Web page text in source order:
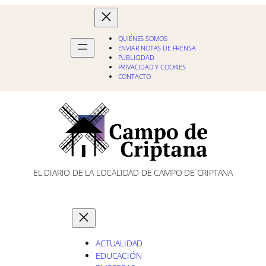
QUIÉNES SOMOS
ENVIAR NOTAS DE PRENSA
PUBLICIDAD
PRIVACIDAD Y COOKIES
CONTACTO
EL DIARIO DE LA LOCALIDAD DE CAMPO DE CRIPTANA
ACTUALIDAD
EDUCACIÓN